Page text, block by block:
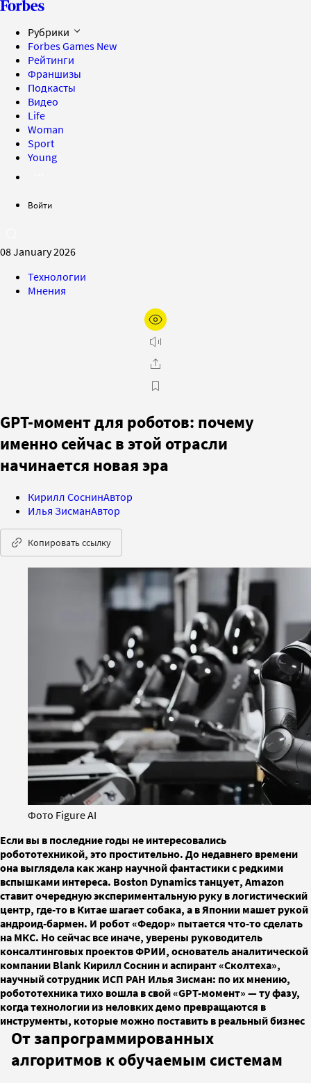
Рубрики
Forbes Games New
Рейтинги
Франшизы
Подкасты
Видео
Life
Woman
Sport
Young
Войти
08 January 2026
Технологии
Мнения
GPT-момент для роботов: почему
именно сейчас в этой отрасли
начинается новая эра
Кирилл СоснинАвтор
Илья ЗисманАвтор
Копировать ссылку
Фото Figure AI
Если вы в последние годы не интересовались
робототехникой, это простительно. До недавнего времени
она выглядела как жанр научной фантастики с редкими
вспышками интереса. Boston Dynamics танцует, Amazon
ставит очередную экспериментальную руку в логистический
центр, где-то в Китае шагает собака, а в Японии машет рукой
андроид-бармен. И робот «Федор» пытается что-то сделать
на МКС. Но сейчас все иначе, уверены руководитель
консалтинговых проектов ФРИИ, основатель аналитической
компании Blank Кирилл Соснин и аспирант «Сколтеха»,
научный сотрудник ИСП РАН Илья Зисман: по их мнению,
робототехника тихо вошла в свой «GPT-момент» — ту фазу,
когда технологии из неловких демо превращаются в
инструменты, которые можно поставить в реальный бизнес
От запрограммированных
алгоритмов к обучаемым системам